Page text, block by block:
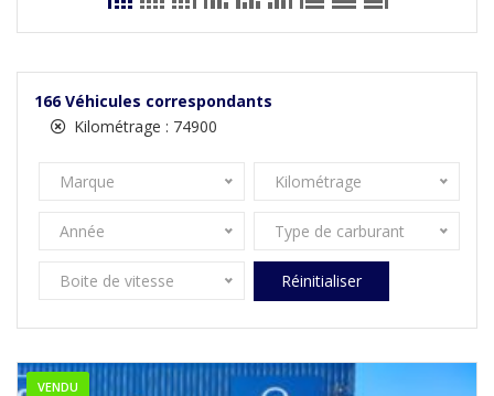
166 Véhicules correspondants
Kilométrage : 74900
Marque Kilométrage
Année Type de carburant
Boite de vitesse Réinitialiser
VENDU